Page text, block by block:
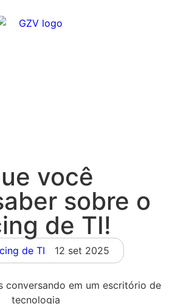
você
sobre o
de TI!
de TI 12 set 2025